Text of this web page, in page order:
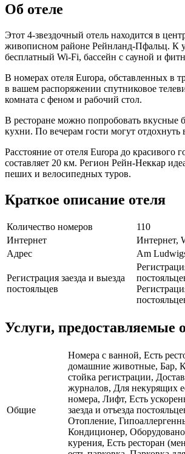
Об отеле
Этот 4-звездочный отель находится в
живописном районе Рейнланд-Пфальц. К
бесплатный Wi-Fi, бассейн с сауной и
В номерах отеля Europa, обставленных в
в вашем распоряжении спутниковое
комната с феном и рабочий стол.
В ресторане можно попробовать вкусные
кухни. По вечерам гости могут отдохнуть
Расстояние от отеля Europa до красивого
составляет 20 км. Регион Рейн-Неккар
пеших и велосипедных туров.
Краткое описание отеля
Количество номеров
110
Интернет
Интернет,
Адрес
Am
Регистрация заезда и выезда
постояльцев
Услуги, предоставляемые
Общие
Номера с ванной, Есть
домашние животные, Бар,
стойка регистрации,
журналов, Для некурящих
номера, Лифт, Есть
заезда и отъезда
Отопление,
Кондиционер,
курения, Есть ресторан